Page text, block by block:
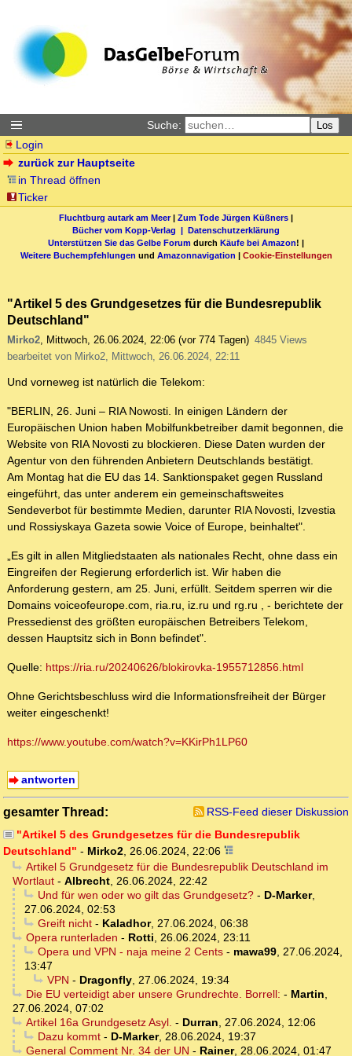
Suche: Los
Login
zurück zur Hauptseite
in Thread öffnen
Ticker
Fluchtburg autark am Meer| Zum Tode Jürgen Küßners |
Bücher vom Kopp-Verlag | Datenschutzerklärung
Unterstützen Sie das Gelbe Forum durch Käufe bei Amazon! |
Weitere Buchempfehlungen und Amazonnavigation | Cookie-Einstellungen
"Artikel 5 des Grundgesetzes für die Bundesrepublik
Deutschland"
Mirko2, Mittwoch, 26.06.2024, 22:06 (vor 774 Tagen) 4845 Views
bearbeitet von Mirko2, Mittwoch, 26.06.2024, 22:11
Und vorneweg ist natürlich die Telekom:
"BERLIN, 26. Juni – RIA Nowosti. In einigen Ländern der
Europäischen Union haben Mobilfunkbetreiber damit begonnen, die
Website von RIA Novosti zu blockieren. Diese Daten wurden der
Agentur von den führenden Anbietern Deutschlands bestätigt.
Am Montag hat die EU das 14. Sanktionspaket gegen Russland
eingeführt, das unter anderem ein gemeinschaftsweites
Sendeverbot für bestimmte Medien, darunter RIA Novosti, Izvestia
und Rossiyskaya Gazeta sowie Voice of Europe, beinhaltet".
„Es gilt in allen Mitgliedstaaten als nationales Recht, ohne dass ein
Eingreifen der Regierung erforderlich ist. Wir haben die
Anforderung gestern, am 25. Juni, erfüllt. Seitdem sperren wir die
Domains voiceofeurope.com, ria.ru, iz.ru und rg.ru , - berichtete der
Pressedienst des größten europäischen Betreibers Telekom,
dessen Hauptsitz sich in Bonn befindet".
Quelle: https://ria.ru/20240626/blokirovka-1955712856.html
Ohne Gerichtsbeschluss wird die Informationsfreiheit der Bürger
weiter eingeschenkt!
https://www.youtube.com/watch?v=KKirPh1LP60
antworten
gesamter Thread:
RSS-Feed dieser Diskussion
"Artikel 5 des Grundgesetzes für die Bundesrepublik
Deutschland" - Mirko2, 26.06.2024, 22:06
Artikel 5 Grundgesetz für die Bundesrepublik Deutschland im
Wortlaut - Albrecht, 26.06.2024, 22:42
Und für wen oder wo gilt das Grundgesetz?- D-Marker,
27.06.2024, 02:53
Greift nicht- Kaladhor, 27.06.2024, 06:38
Opera runterladen - Rotti, 26.06.2024, 23:11
Opera und VPN - naja meine 2 Cents- mawa99, 27.06.2024,
13:47
VPN - Dragonfly, 27.06.2024, 19:34
Die EU verteidigt aber unsere Grundrechte. Borrell: - Martin,
27.06.2024, 07:02
Artikel 16a Grundgesetz Asyl. - Durran, 27.06.2024, 12:06
Dazu kommt- D-Marker, 28.06.2024, 19:37
General Comment Nr. 34 der UN - Rainer, 28.06.2024, 01:47